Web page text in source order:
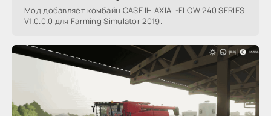
Мод добавляет комбайн CASE IH AXIAL-FLOW 240 SERIES
V1.0.0.0 для Farming Simulator 2019.